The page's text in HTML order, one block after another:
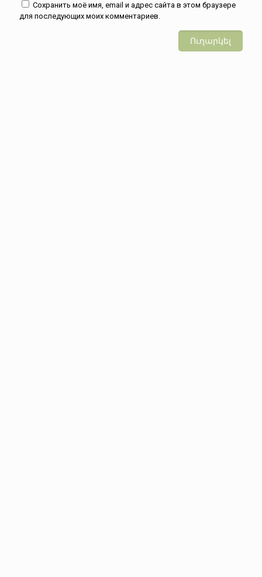
Сохранить моё имя, email и адрес сайта в этом браузере
для последующих моих комментариев.